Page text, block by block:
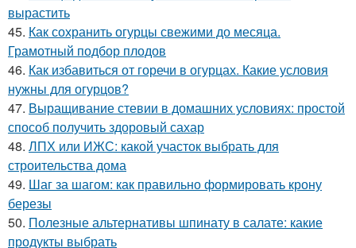
вырастить
45. Как сохранить огурцы свежими до месяца.
Грамотный подбор плодов
46. Как избавиться от горечи в огурцах. Какие условия
нужны для огурцов?
47. Выращивание стевии в домашних условиях: простой
способ получить здоровый сахар
48. ЛПХ или ИЖС: какой участок выбрать для
строительства дома
49. Шаг за шагом: как правильно формировать крону
березы
50. Полезные альтернативы шпинату в салате: какие
продукты выбрать